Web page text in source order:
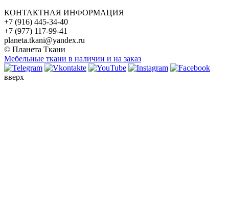
КОНТАКТНАЯ ИНФОРМАЦИЯ
+7 (916) 445-34-40
+7 (977) 117-99-41
planeta.tkani@yandex.ru
© Планета Ткани
Мебельные ткани в наличии и на заказ
вверх